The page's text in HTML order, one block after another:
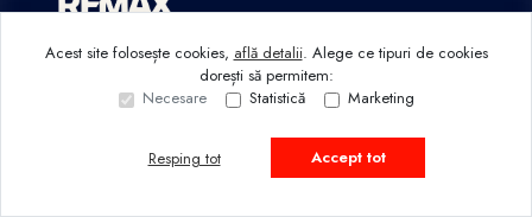
REMAX Moldova
+373 68 370 555
Acest site folosește cookies, află detalii. Alege ce tipuri de cookies
dorești să permitem:
Necesare
Statistică Marketing
Resping tot Accept tot